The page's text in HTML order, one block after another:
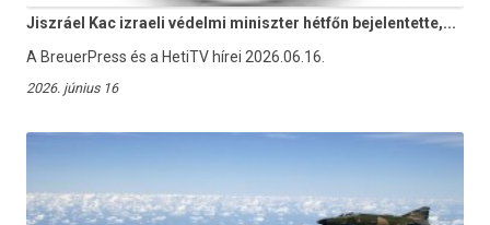
Jiszráel Kac izraeli védelmi miniszter hétfőn bejelentette,...
A BreuerPress és a HetiTV hírei 2026.06.16.
2026. június 16